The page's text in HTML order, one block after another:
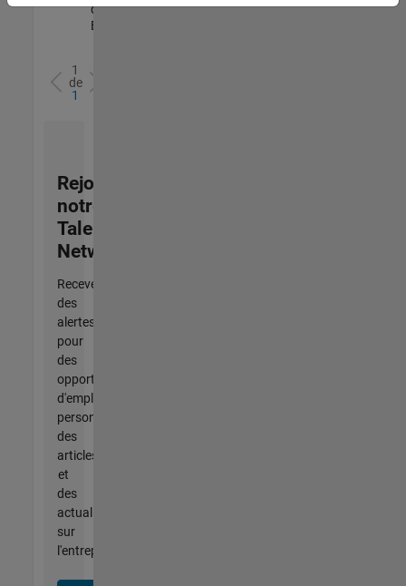
qualité |
Expérimenté(e)
1
de
1
Rejoignez
notre
Talent
Network
Recevez
des
alertes
pour
des
opportunités
d'emploi
personnalisées,
des
articles
et
des
actualités
sur
l'entreprise.